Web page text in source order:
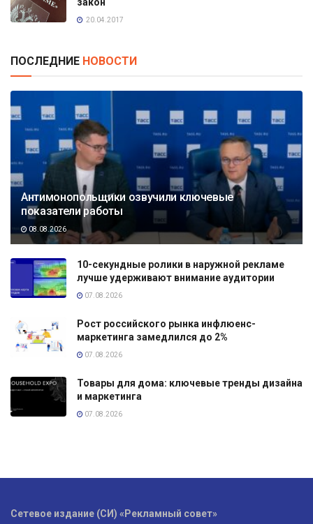
20.04.2017
ПОСЛЕДНИЕ НОВОСТИ
Антимонопольщики озвучили ключевые
показатели работы
08.08.2026
10-секундные ролики в наружной рекламе
лучше удерживают внимание аудитории
07.08.2026
Рост российского рынка инфлюенс-
маркетинга замедлился до 2%
07.08.2026
Товары для дома: ключевые тренды дизайна
и маркетинга
07.08.2026
Сетевое издание (СИ) «Рекламный совет»